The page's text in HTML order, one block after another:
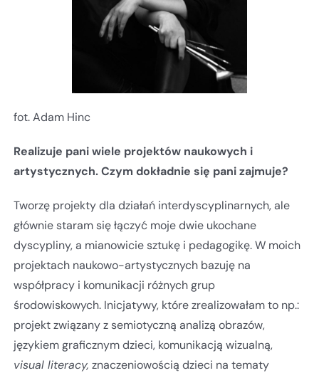
fot. Adam Hinc
Realizuje pani wiele projektów naukowych i
artystycznych. Czym dokładnie się pani zajmuje?
Tworzę projekty dla działań interdyscyplinarnych, ale
głównie staram się łączyć moje dwie ukochane
dyscypliny, a mianowicie sztukę i pedagogikę. W moich
projektach naukowo-artystycznych bazuję na
współpracy i komunikacji różnych grup
środowiskowych. Inicjatywy, które zrealizowałam to np.:
projekt związany z semiotyczną analizą obrazów,
językiem graficznym dzieci, komunikacją wizualną,
visual literacy, znaczeniowością dzieci na tematy